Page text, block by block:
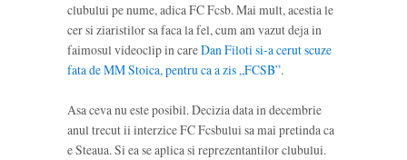
clubului pe nume, adica FC Fcsb. Mai mult, acestia le
cer si ziaristilor sa faca la fel, cum am vazut deja in
faimosul videoclip in careDan Filoti si-a cerut scuze
fata de MM Stoica, pentru ca a zis „FCSB”.
Asa ceva nu este posibil. Decizia data in decembrie
anul trecut ii interzice FC Fcsbului sa mai pretinda ca
e Steaua. Si ea se aplica si reprezentantilor clubului.